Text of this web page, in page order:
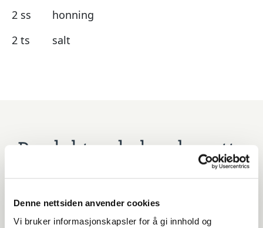
Denne nettsiden anvender cookies
Vi bruker informasjonskapsler for å gi innhold og
2 ss
honning
2 ts
salt
Produkter du kan benytte
til denne oppskriften